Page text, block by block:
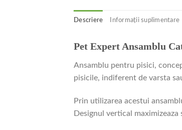
Descriere Informații suplimentare
Pet Expert Ansamblu
Ansamblu pentru pisici,
pisicile, indiferent de varsta
Prin utilizarea acestui
Designul vertical